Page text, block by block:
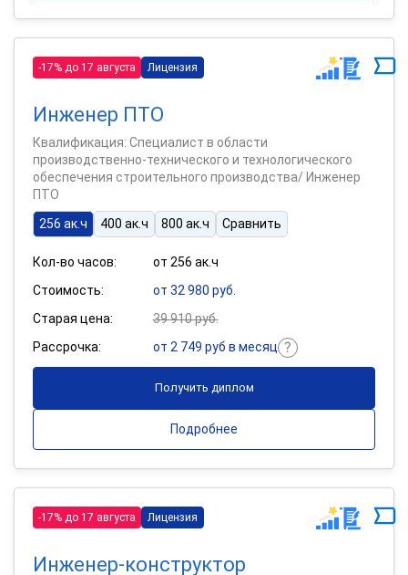
-17% до 17 августа Лицензия
Инженер ПТО
Квалификация: Специалист в области
производственно-технического и технологического
обеспечения строительного производства/ Инженер
ПТО
256 ак.ч
400 ак.ч 800 ак.ч Сравнить
Кол-во часов:
от 256 ак.ч
Стоимость:
от 32 980 руб.
Старая цена:
39 910 руб.
Рассрочка:
от 2 749 руб в месяц
Получить диплом
Подробнее
-17% до 17 августа Лицензия
Инженер-конструктор